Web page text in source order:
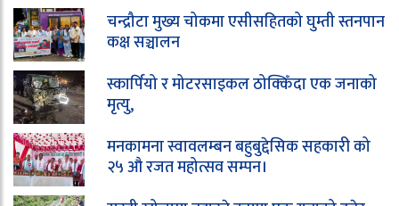
चन्द्रौटा मुख्य चोकमा एसीसहितको घुम्ती स्तनपान
कक्ष सञ्चालन
स्कार्पियो र मोटरसाइकल ठोक्किँदा एक जनाको
मृत्यु,
मनकामना स्वावलम्बन बहुबुद्देसिक सहकारी को
२५ औ रजत महोत्सव सम्पन।